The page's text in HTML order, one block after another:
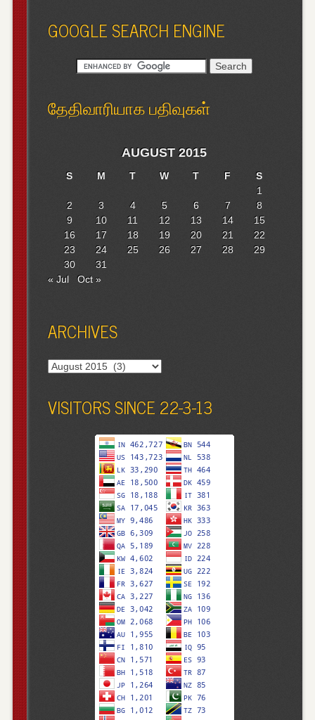
GOOGLE SEARCH ENGINE
தேதிவாரியாக பதிவுகள்
AUGUST 2015
S M T W T F
S
1
2
3 4 5 6 7
8
9
10 11 12 13 14
15
16
17 18 19 20 21
22
23
24 25 26 27 28
29
30
31
« Jul
Oct »
ARCHIVES
Archives
VISITORS SINCE 22-3-13